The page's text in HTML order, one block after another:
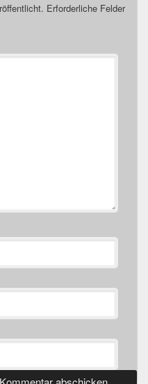
Erforderliche Felder